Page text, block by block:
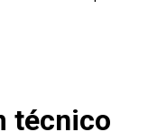
técnico